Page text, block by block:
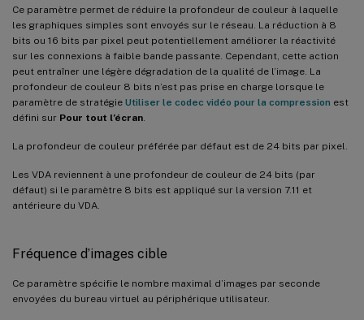
Ce paramètre permet de réduire la profondeur de couleur à laquelle
les graphiques simples sont envoyés sur le réseau. La réduction à 8
bits ou 16 bits par pixel peut potentiellement améliorer la réactivité
sur les connexions à faible bande passante. Cependant, cette action
peut entraîner une légère dégradation de la qualité de l’image. La
profondeur de couleur 8 bits n’est pas prise en charge lorsque le
paramètre de stratégie Utiliser le codec vidéo pour la compression est
défini sur Pour tout l’écran
La profondeur de couleur préférée par défaut est de 24 bits par pixel.
Les VDA reviennent à une profondeur de couleur de 24 bits (par
défaut) si le paramètre 8 bits est appliqué sur la version 7.11 et
antérieure du VDA.
Fréquence d’images cible
Ce paramètre spécifie le nombre maximal d’images par seconde
envoyées du bureau virtuel au périphérique utilisateur.